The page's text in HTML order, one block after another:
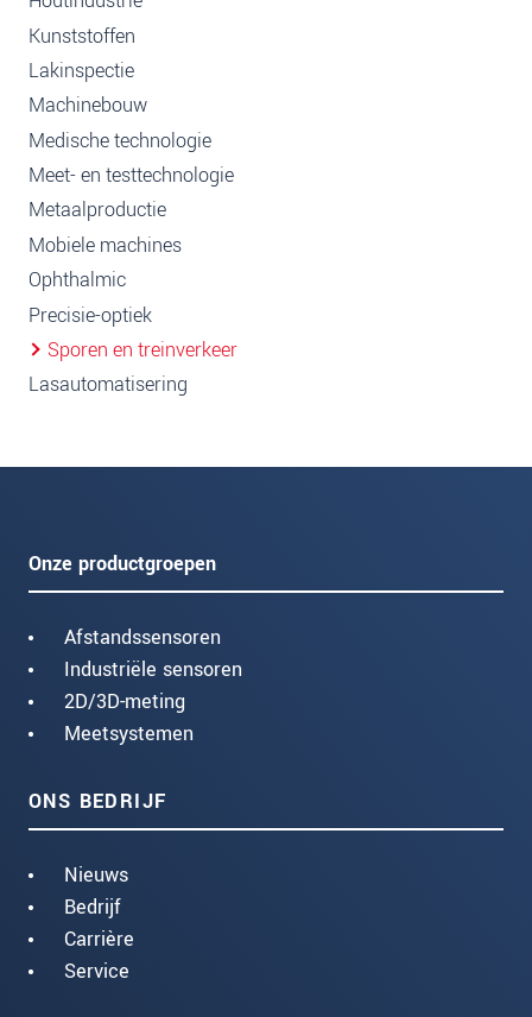
Kunststoffen
Lakinspectie
Machinebouw
Medische technologie
Meet- en testtechnologie
Metaalproductie
Mobiele machines
Ophthalmic
Precisie-optiek
Sporen en treinverkeer
Lasautomatisering
Onze productgroepen
Afstandssensoren
Industriële sensoren
2D/3D-meting
Meetsystemen
ONS BEDRIJF
Nieuws
Bedrijf
Carrière
Service